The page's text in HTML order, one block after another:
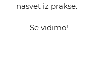
nasvet iz prakse.
Se vidimo!